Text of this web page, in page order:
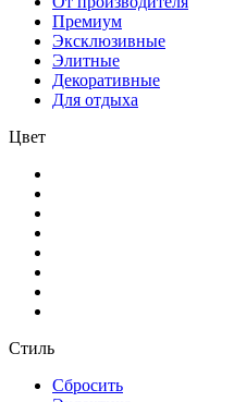
Премиум
Эксклюзивные
Элитные
Декоративные
Для отдыха
Цвет
Стиль
Сбросить